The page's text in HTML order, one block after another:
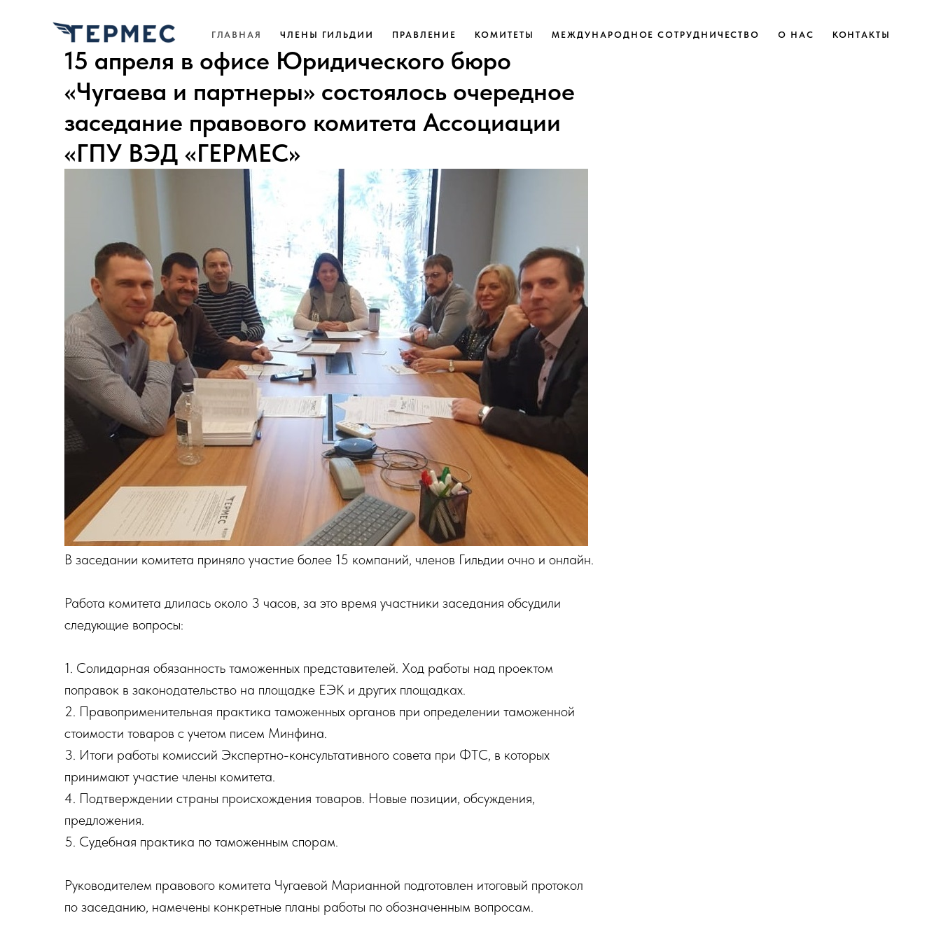
ГЛАВНАЯ ЧЛЕНЫ ГИЛЬДИИ ПРАВЛЕНИЕ КОМИТЕТЫ МЕЖДУНАРОДНОЕ СОТРУДНИЧЕСТВО О НАС КОНТАКТЫ
15 апреля в офисе Юридического бюро
«Чугаева и партнеры» состоялось очередное
заседание правового комитета Ассоциации
«ГПУ ВЭД «ГЕРМЕС»
В заседании комитета приняло участие более 15 компаний, членов Гильдии очно и онлайн.
Работа комитета длилась около 3 часов, за это время участники заседания обсудили
следующие вопросы:
1. Солидарная обязанность таможенных представителей. Ход работы над проектом
поправок в законодательство на площадке ЕЭК и других площадках.
2. Правоприменительная практика таможенных органов при определении таможенной
стоимости товаров с учетом писем Минфина.
3. Итоги работы комиссий Экспертно-консультативного совета при ФТС, в которых
принимают участие члены комитета.
4. Подтверждении страны происхождения товаров. Новые позиции, обсуждения,
предложения.
5. Судебная практика по таможенным спорам.
Руководителем правового комитета Чугаевой Марианной подготовлен итоговый протокол
по заседанию, намечены конкретные планы работы по обозначенным вопросам.